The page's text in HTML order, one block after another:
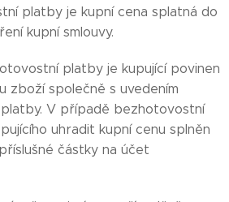
platby je kupní cena splatná do
kupní smlouvy.
platby je kupující povinen
zboží společně s uvedením
platby. V případě bezhotovostní
uhradit kupní cenu splněn
částky na účet